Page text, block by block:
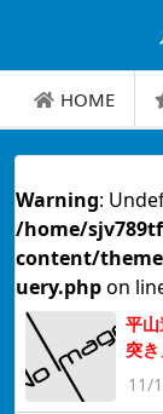
HOME
Warning:
/home/
content/
uery.phpon
平
突
11/